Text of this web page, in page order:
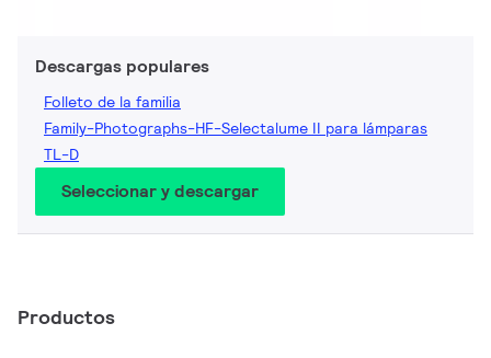
Descargas populares
Folleto de la familia
Family-Photographs-HF-Selectalume II para lámparas
TL-D
Seleccionar y descargar
Productos